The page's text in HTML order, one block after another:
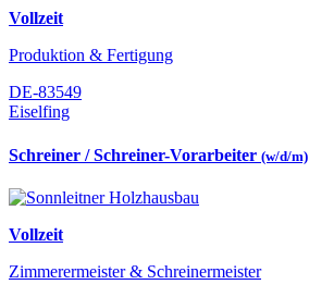
Vollzeit
Produktion & Fertigung
DE-83549
Eiselfing
Schreiner / Schreiner-Vorarbeiter (w/d/m)
Vollzeit
Zimmerermeister & Schreinermeister